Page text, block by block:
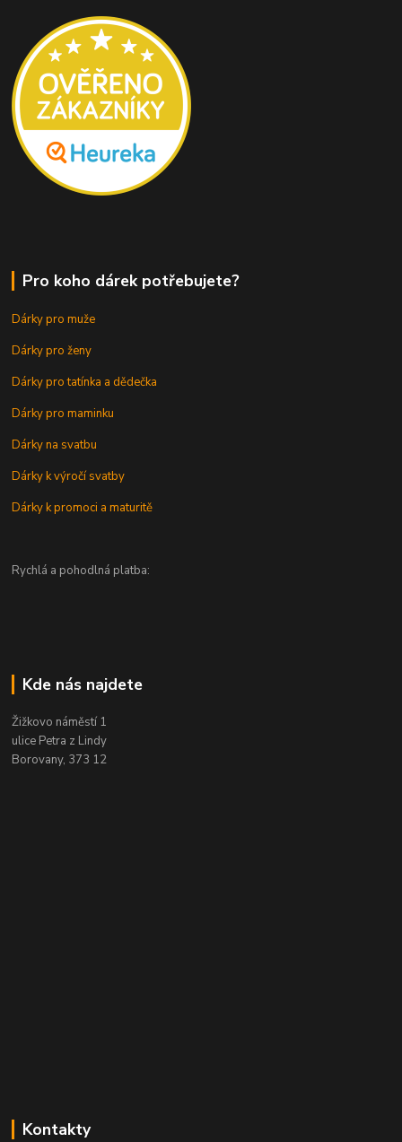
Pro koho dárek potřebujete?
Dárky pro muže
Dárky pro ženy
Dárky pro tatínka a dědečka
Dárky pro maminku
Dárky na svatbu
Dárky k výročí svatby
Dárky k promoci a maturitě
Rychlá a pohodlná platba:
Kde nás najdete
Žižkovo náměstí 1
ulice Petra z Lindy
Borovany, 373 12
Kontakty